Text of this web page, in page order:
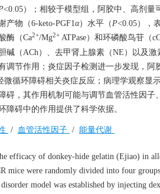
<0.05）；相较于模型组，阿胶中、高剂量
产物（6-keto-PGF1α）水平（P<0.05），
酶（Ca2+/Mg2+ ATPase）和环磷酸鸟苷（
碱（ACh）、去甲肾上腺素（NE）以及
调节作用；炎症因子检测进一步发现，阿
微循环障碍相关炎症反应；病理学观察显
碍，其作用机制可能与调节血管活性因
碍中的作用提供了科学依据。
/ 血管活性因子 / 能量代谢
efficacy of donkey-hide gelatin (Ejiao) in
mice were randomly divided into four
model was established by injecting